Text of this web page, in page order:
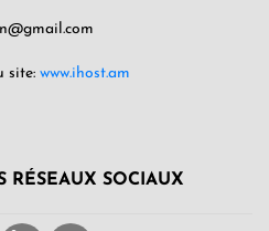
site: www.ihost.am
RÉSEAUX SOCIAUX